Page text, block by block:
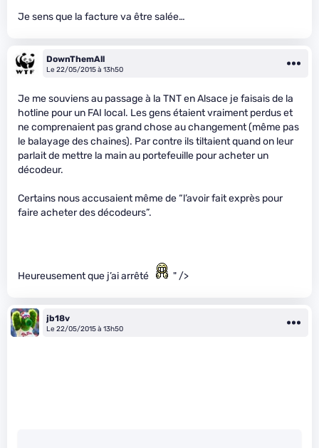
Je sens que la facture va être salée…
DownThemAll
Le 22/05/2015 à 13h50
Je me souviens au passage à la TNT en Alsace je faisais de la
hotline pour un FAI local. Les gens étaient vraiment perdus et
ne comprenaient pas grand chose au changement (même pas
le balayage des chaines). Par contre ils tiltaient quand on leur
parlait de mettre la main au portefeuille pour acheter un
décodeur.
Certains nous accusaient même de “l’avoir fait exprès pour
faire acheter des décodeurs”.
Heureusement que j’ai arrêté " />
jb18v
Le 22/05/2015 à 13h50